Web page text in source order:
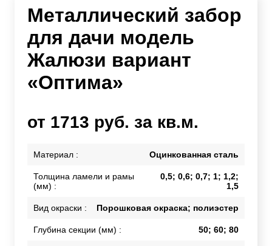
Металлический забор
для дачи модель
Жалюзи вариант
«Оптима»
от 1713 руб. за кв.м.
Материал : Оцинкованная сталь
Толщина ламели и рамы
(мм) :
0,5; 0,6; 0,7; 1; 1,2;
1,5
Вид окраски : Порошковая окраска; полиэстер
Глубина секции (мм) : 50; 60; 80